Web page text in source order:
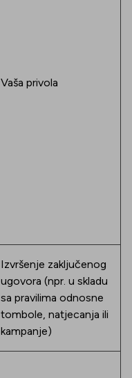
Vaša privola
Izvršenje zaključenog
ugovora (npr. u skladu
sa pravilima odnosne
tombole, natjecanja ili
kampanje)